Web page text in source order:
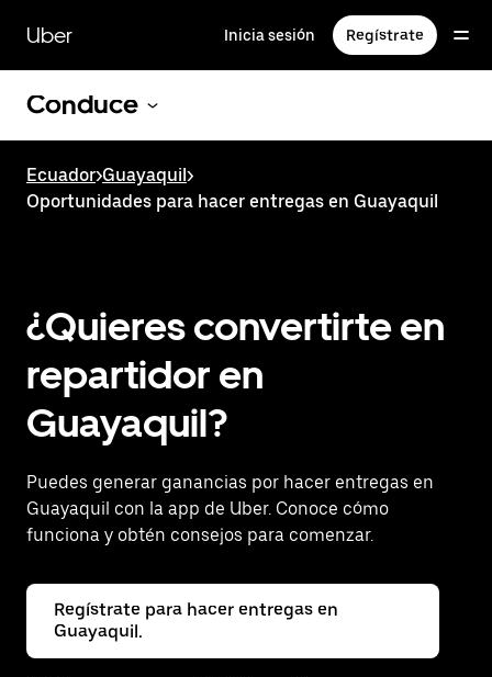
contenido
principal
Uber Inicia sesión Regístrate
Conduce
Ecuador>Guayaquil>
Oportunidades para hacer entregas en Guayaquil
¿Quieres convertirte en
repartidor en
Guayaquil?
Puedes generar ganancias por hacer entregas en
Guayaquil con la app de Uber. Conoce cómo
funciona y obtén consejos para comenzar.
Regístrate para hacer entregas en
Guayaquil.